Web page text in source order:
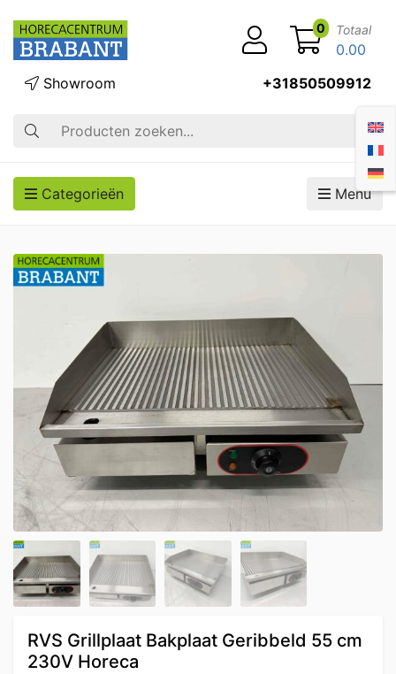
Zoek op
Showroom +31850509912
0 Totaal
0.00
Categorieën Menu
RVS Grillplaat Bakplaat Geribbeld 55 cm
230V Horeca